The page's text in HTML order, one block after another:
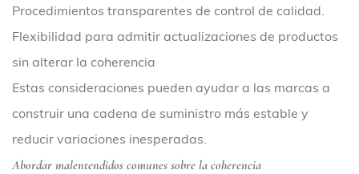
Procedimientos transparentes de control de calidad.
Flexibilidad para admitir actualizaciones de productos
sin alterar la coherencia
Estas consideraciones pueden ayudar a las marcas a
construir una cadena de suministro más estable y
reducir variaciones inesperadas.
Abordar malentendidos comunes sobre la coherencia